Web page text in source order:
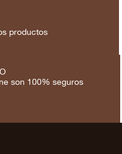
productos
son 100% seguros